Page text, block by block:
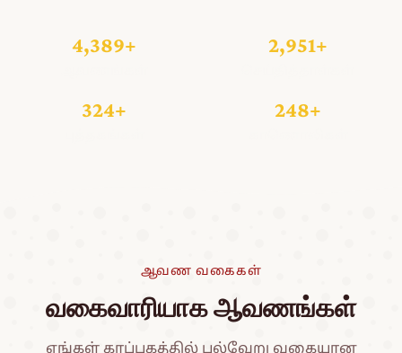
4,389+ 2,951+
324+ 248+
ஆவண வகைகள்
வகைவாரியாக ஆவணங்கள்
எங்கள் காப்பகத்தில் பல்வேறு வகையான